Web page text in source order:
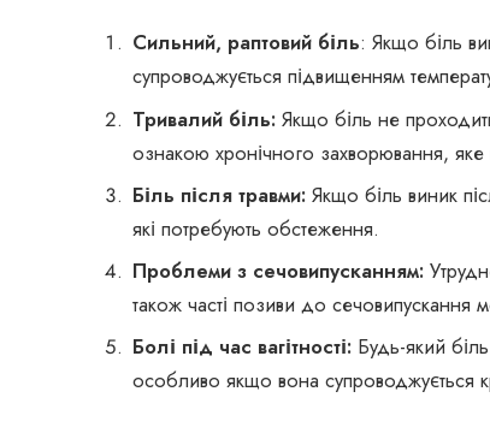
Сильний, раптовий біль: Якщо біль
супроводжується підвищенням
Тривалий біль: Якщо біль не
ознакою хронічного захворювання, яке
Біль після травми: Якщо біль виник
які потребують обстеження.
Проблеми з сечовипусканням:
також часті позиви до сечовипускання
Болі під час вагітності: Будь-який
особливо якщо вона супроводжується